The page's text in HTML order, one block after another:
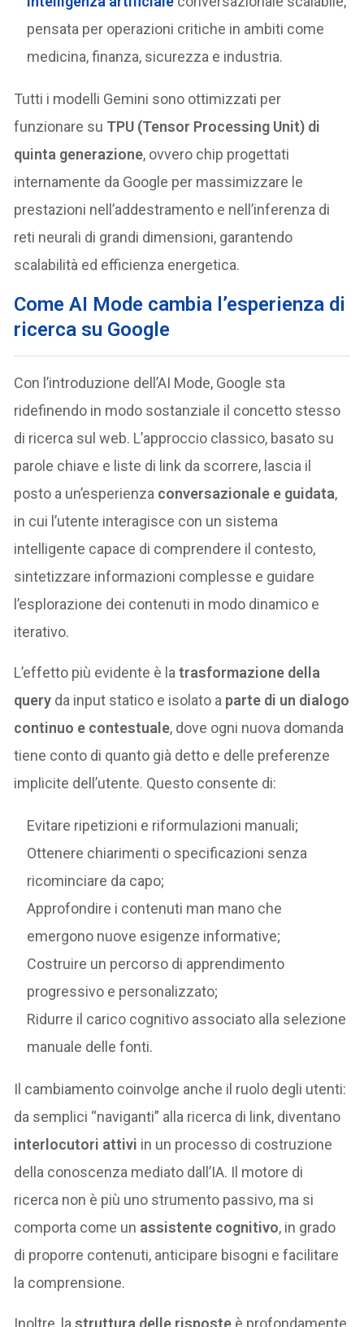
pensata per operazioni critiche in ambiti come
medicina, finanza, sicurezza e industria.
Tutti i modelli Gemini sono ottimizzati per
funzionare su TPU (Tensor Processing Unit) di
quinta generazione, ovvero chip progettati
internamente da Google per massimizzare le
prestazioni nell’addestramento e nell’inferenza di
reti neurali di grandi dimensioni, garantendo
scalabilità ed efficienza energetica.
Come AI Mode cambia l’esperienza di
ricerca su Google
Con l’introduzione dell’AI Mode, Google sta
ridefinendo in modo sostanziale il concetto stesso
di ricerca sul web. L’approccio classico, basato su
parole chiave e liste di link da scorrere, lascia il
posto a un’esperienza conversazionale e guidata,
in cui l’utente interagisce con un sistema
intelligente capace di comprendere il contesto,
sintetizzare informazioni complesse e guidare
l’esplorazione dei contenuti in modo dinamico e
iterativo.
L’effetto più evidente è latrasformazione della
query da input statico e isolato a parte di un dialogo
continuo e contestuale, dove ogni nuova domanda
tiene conto di quanto già detto e delle preferenze
implicite dell’utente. Questo consente di:
Evitare ripetizioni e riformulazioni manuali;
Ottenere chiarimenti o specificazioni senza
ricominciare da capo;
Approfondire i contenuti man mano che
emergono nuove esigenze informative;
Costruire un percorso di apprendimento
progressivo e personalizzato;
Ridurre il carico cognitivo associato alla selezione
manuale delle fonti.
Il cambiamento coinvolge anche il ruolo degli utenti:
da semplici “naviganti” alla ricerca di link, diventano
interlocutori attivi in un processo di costruzione
della conoscenza mediato dall’IA. Il motore di
ricerca non è più uno strumento passivo, ma si
comporta come un assistente cognitivo, in grado
di proporre contenuti, anticipare bisogni e facilitare
la comprensione.
Inoltre, lastruttura delle risposte è profondamente